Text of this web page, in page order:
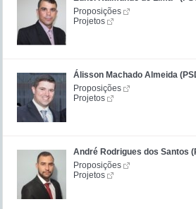
Proposições
Projetos
Álisson Machado Almeida
Proposições
Projetos
André Rodrigues dos Santos
Proposições
Projetos